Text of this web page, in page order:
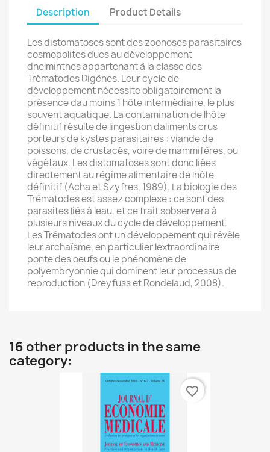
Description Product Details
Les distomatoses sont des zoonoses parasitaires
cosmopolites dues au développement
dhelminthes appartenant à la classe des
Trématodes Digènes. Leur cycle de
développement nécessite obligatoirement la
présence dau moins 1 hôte intermédiaire, le plus
souvent aquatique. La contamination de lhôte
définitif résulte de lingestion daliments crus
porteurs de kystes parasitaires : viande de
poissons, de crustacés, voire de mammifères, ou
végétaux. Les distomatoses sont donc liées
directement au régime alimentaire de lhôte
définitif (Acha et Szyfres, 1989). La biologie des
Trématodes est assez complexe : ce sont des
parasites liés à leau, et ce trait sobservera à
plusieurs niveaux du cycle de développement.
Les Trématodes ont un développement qui révèle
leur archaïsme, en particulier lextraordinaire
ponte des oeufs ou le phénomène de
polyembryonnie qui dominent leur processus de
reproduction (Dreyfuss et Rondelaud, 2008).
16 other products in the same
category:
favorite_border